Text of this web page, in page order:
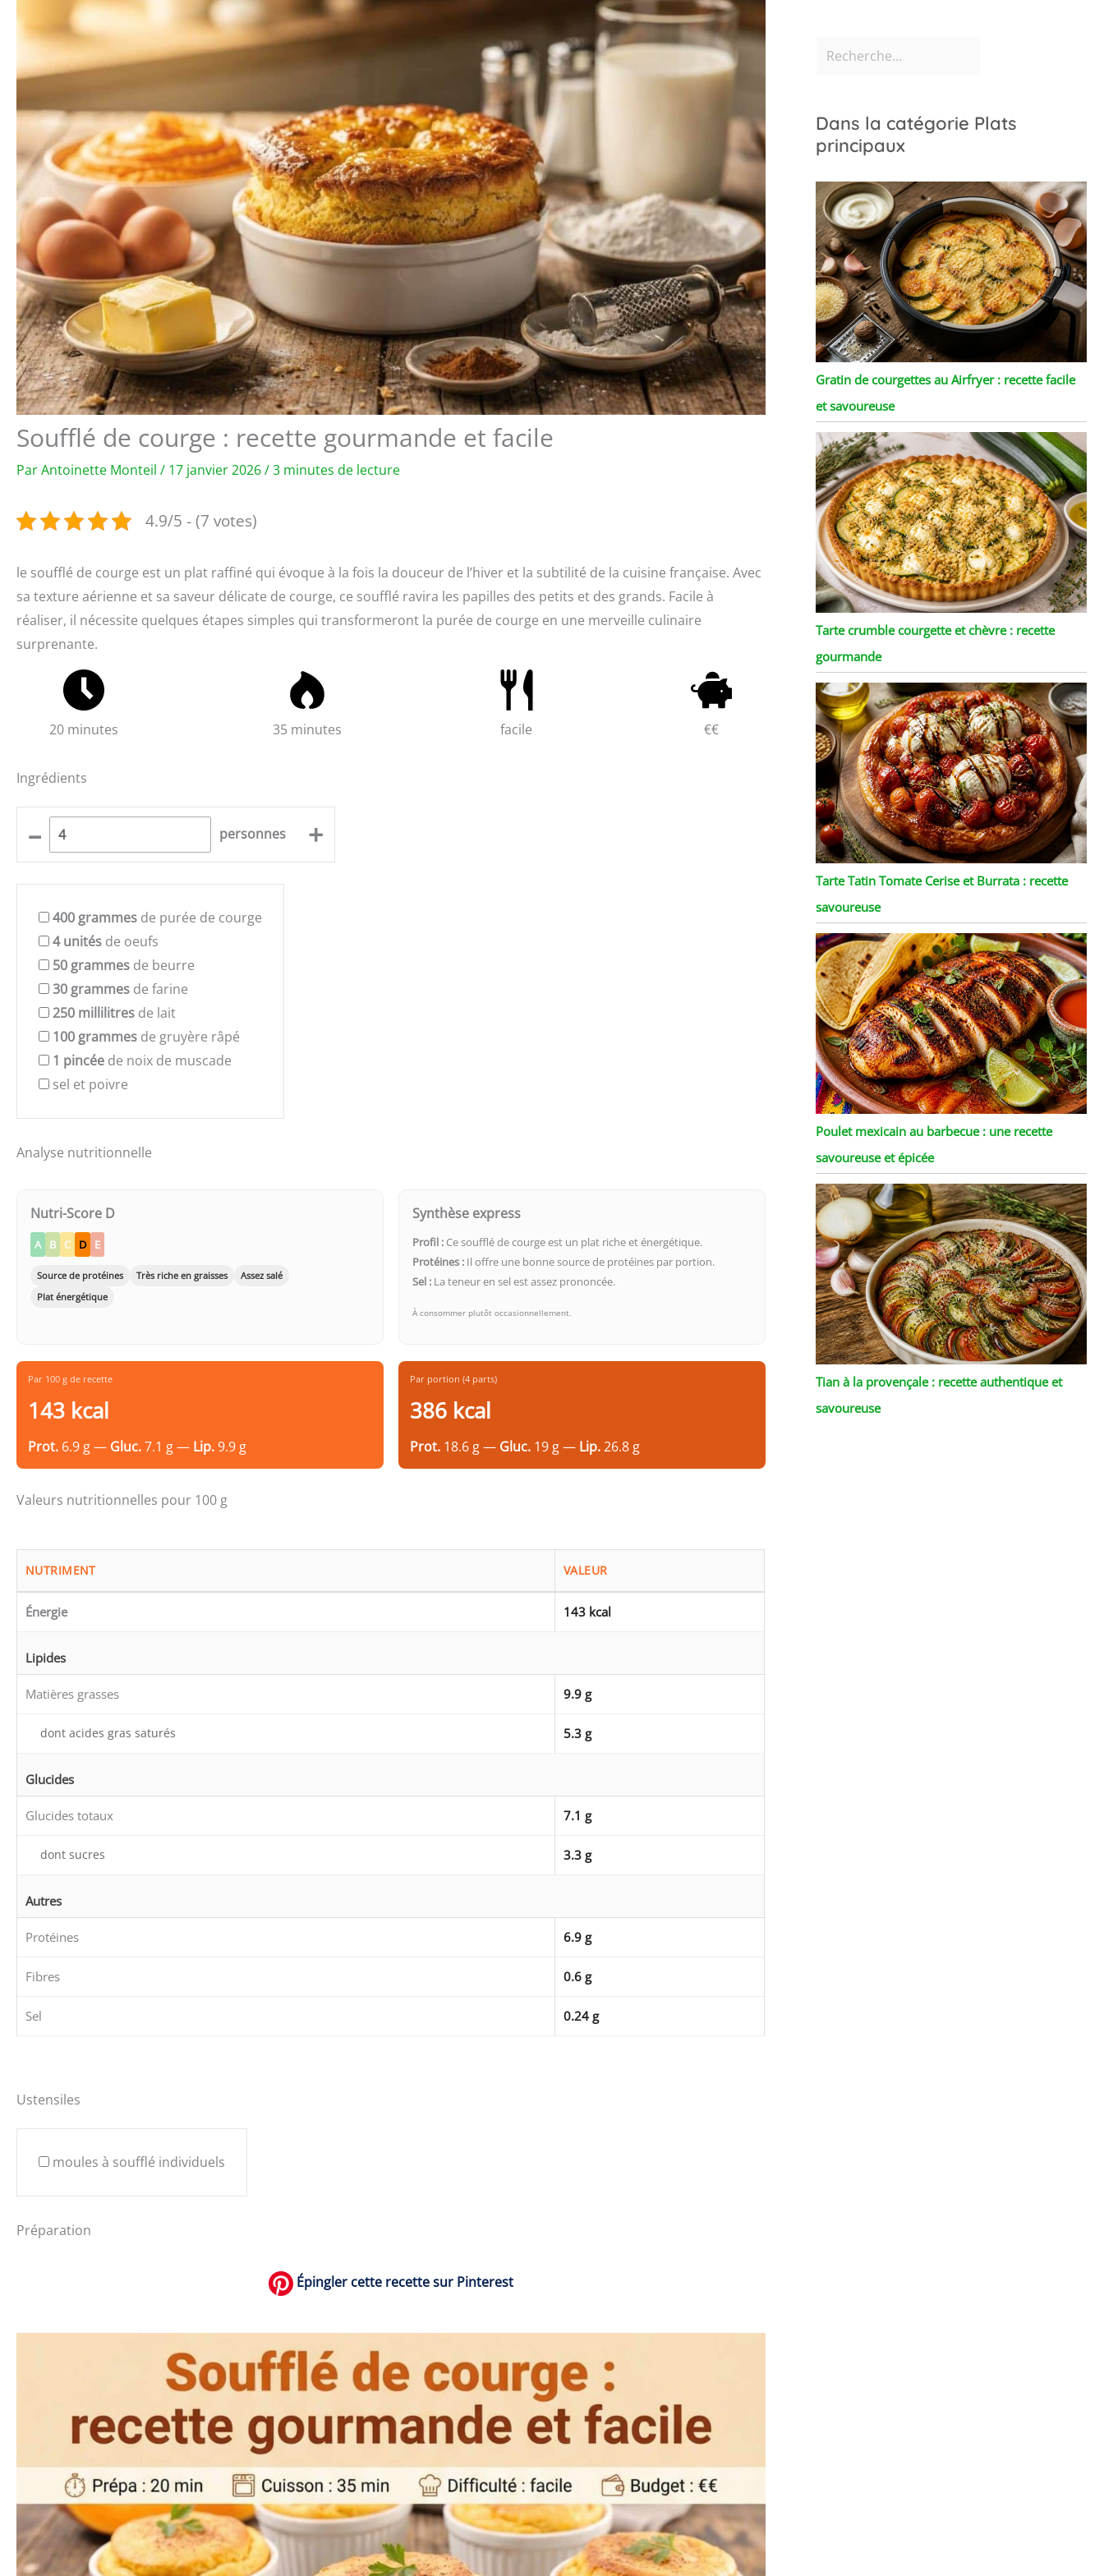
Soufflé de courge : recette gourmande et facile
ParAntoinette Monteil / 17 janvier 2026/3 minutes de lecture
4.9/5 - (7 votes)
le soufflé de courge est un plat raffiné qui évoque à la fois la douceur de l’hiver et la subtilité de la cuisine française. Avec
sa texture aérienne et sa saveur délicate de courge, ce soufflé ravira les papilles des petits et des grands. Facile à
réaliser, il nécessite quelques étapes simples qui transformeront la purée de courge en une merveille culinaire
surprenante.
20 minutes 35 minutes facile €€
Ingrédients
– personnes +
400 grammes de purée de courge
4 unités de oeufs
50 grammes de beurre
30 grammes de farine
250 millilitres de lait
100 grammes de gruyère râpé
1 pincée de noix de muscade
sel et poivre
Analyse nutritionnelle
Nutri-Score D
A B C D E
Source de protéines Très riche en graisses
Assez salé
Plat énergétique
Synthèse express
Profil : Ce soufflé de courge est un plat riche et énergétique.
Protéines : Il offre une bonne source de protéines par portion.
Sel : La teneur en sel est assez prononcée.
À consommer plutôt occasionnellement.
Par 100 g de recette
143 kcal
Prot. 6.9 g — Gluc.7.1 g — Lip.9.9 g
Par portion (4 parts)
386 kcal
Prot. 18.6 g — Gluc. 19 g — Lip.26.8 g
Valeurs nutritionnelles pour 100 g
NUTRIMENT VALEUR
Énergie 143 kcal
Lipides
Matières grasses 9.9 g
dont acides gras saturés 5.3 g
Glucides
Glucides totaux 7.1 g
dont sucres 3.3 g
Autres
Protéines 6.9 g
Fibres 0.6 g
Sel 0.24 g
Ustensiles
moules à soufflé individuels
Préparation
Épingler cette recette sur Pinterest
Dans la catégorie Plats
principaux
Gratin de courgettes au Airfryer : recette facile
et savoureuse
Tarte crumble courgette et chèvre : recette
gourmande
Tarte Tatin Tomate Cerise et Burrata : recette
savoureuse
Poulet mexicain au barbecue : une recette
savoureuse et épicée
Tian à la provençale : recette authentique et
savoureuse